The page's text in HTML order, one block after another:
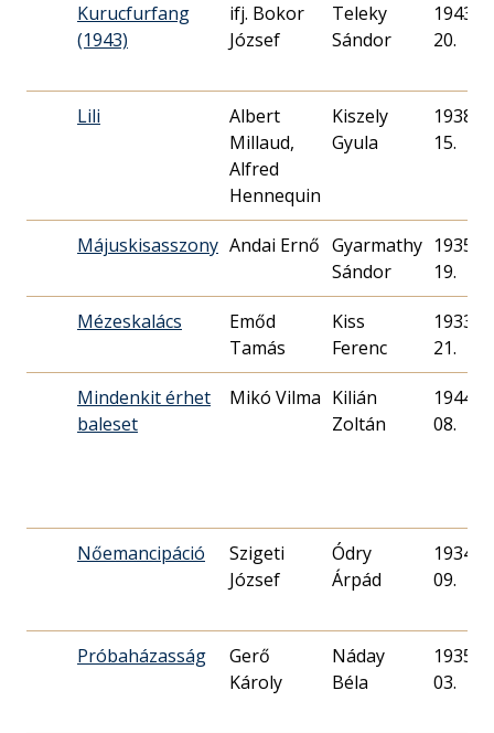
Kurucfurfang
(1943)
ifj. Bokor
József
Teleky
Sándor
1943.
20.
Lili
Albert
Millaud,
Alfred
Hennequin
Kiszely
Gyula
1938.
15.
Májuskisasszony Andai Ernő Gyarmathy
Sándor
1935.
19.
Mézeskalács
Emőd
Tamás
Kiss
Ferenc
1933.
21.
Mindenkit érhet
baleset
Mikó Vilma Kilián
Zoltán
1944.
08.
Nőemancipáció
Szigeti
József
Ódry
Árpád
1934.
09.
Próbaházasság
Gerő
Károly
Náday
Béla
1935.
03.